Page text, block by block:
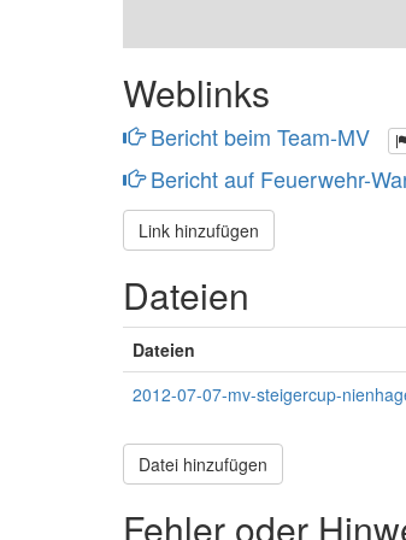
Weblinks
Bericht beim Team-MV
Bericht auf Feuerwehr-
Link hinzufügen
Dateien
Dateien
2012-07-07-mv-steigercup-
Datei hinzufügen
Fehler oder